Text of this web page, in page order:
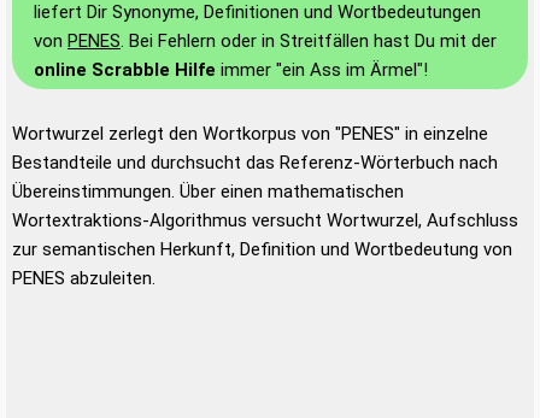
liefert Dir Synonyme, Definitionen und Wortbedeutungen
von PENES. Bei Fehlern oder in Streitfällen hast Du mit der
online Scrabble Hilfe immer "ein Ass im Ärmel"!
Wortwurzel zerlegt den Wortkorpus von "PENES" in einzelne
Bestandteile und durchsucht das Referenz-Wörterbuch nach
Übereinstimmungen. Über einen mathematischen
Wortextraktions-Algorithmus versucht Wortwurzel, Aufschluss
zur semantischen Herkunft, Definition und Wortbedeutung von
PENES abzuleiten.